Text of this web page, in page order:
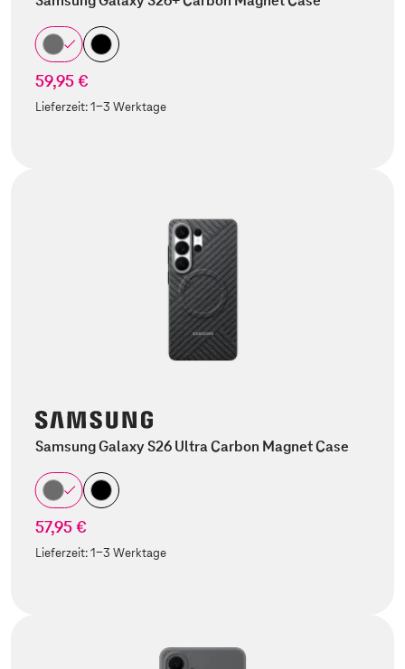
59,95 €
Lieferzeit:1-3 Werktage
Samsung Galaxy S26 Ultra Carbon Magnet Case
57,95 €
Lieferzeit:1-3 Werktage